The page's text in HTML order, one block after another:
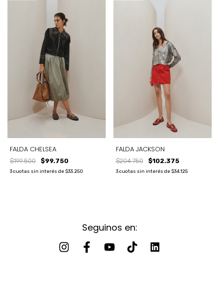
FALDA CHELSEA
$199.500 $99.750
3cuotas sin interés de $33.250
FALDA JACKSON
$204.750 $102.375
3 cuotas sin interés de $34.125
Seguinos en: